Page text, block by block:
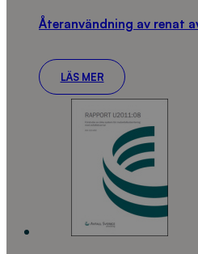
Återanvändning av renat
LÄS MER